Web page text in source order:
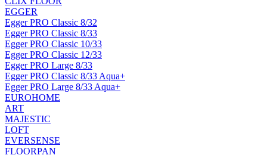
EGGER
Egger PRO Classic 8/32
Egger PRO Classic 8/33
Egger PRO Classic 10/33
Egger PRO Classic 12/33
Egger PRO Large 8/33
Egger PRO Classic 8/33 Aqua+
Egger PRO Large 8/33 Aqua+
EUROHOME
ART
MAJESTIC
LOFT
EVERSENSE
FLOORPAN